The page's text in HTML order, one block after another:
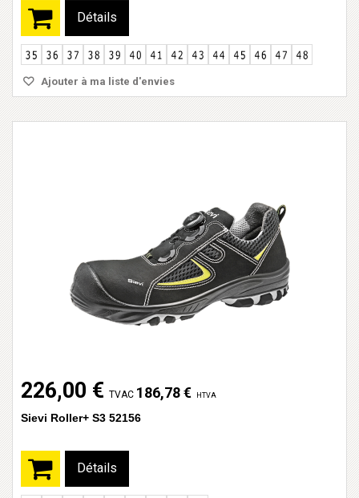
Détails
Ajouter à ma liste d'envies
226,00 € TVAC 186,78 € HTVA
Sievi Roller+ S3 52156
Détails